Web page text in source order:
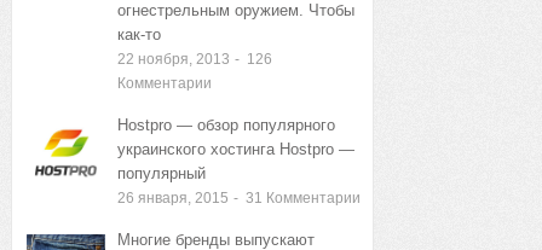
огнестрельным оружием. Чтобы
как-то
22 ноября, 2013 - 126
Комментарии
Hostpro — обзор популярного
украинского хостинга Hostpro —
популярный
26 января, 2015 - 31 Комментарии
Многие бренды выпускают